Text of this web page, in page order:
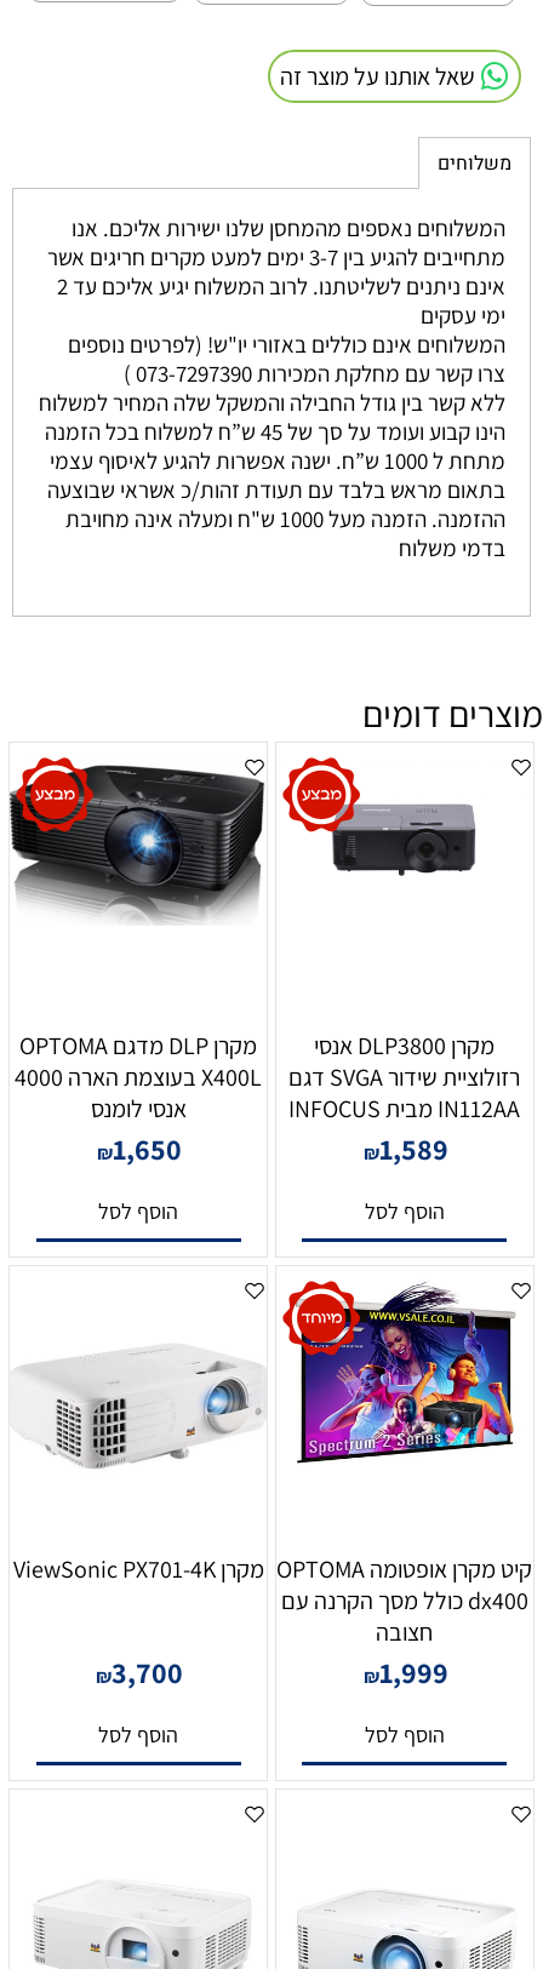
שאל אותנו על מוצר זה
משלוחים
המשלוחים נאספים מהמחסן שלנו ישירות אליכם. אנו
מתחייבים להגיע בין 3-7 ימים למעט מקרים חריגים אשר
אינם ניתנים לשליטתנו. לרוב המשלוח יגיע אליכם עד 2
ימי עסקים
המשלוחים אינם כוללים באזורי יו"ש! (לפרטים נוספים
צרו קשר עם מחלקת המכירות 073-7297390 )
ללא קשר בין גודל החבילה והמשקל שלה המחיר למשלוח
הינו קבוע ועומד על סך של 45 ש”ח למשלוח בכל הזמנה
מתחת ל 1000 ש”ח. ישנה אפשרות להגיע לאיסוף עצמי
בתאום מראש בלבד עם תעודת זהות/כ אשראי שבוצעה
ההזמנה. הזמנה מעל 1000 ש"ח ומעלה אינה מחויבת
בדמי משלוח
מוצרים דומים
מקרן DLP3800 אנסי
רזולוציית שידור SVGA דגם
IN112AA מבית INFOCUS
₪1,589
הוסף לסל
מקרן DLP מדגם OPTOMA
X400L בעוצמת הארה 4000
אנסי לומנס
₪1,650
הוסף לסל
קיט מקרן אופטומה OPTOMA
dx400 כולל מסך הקרנה עם
חצובה
₪1,999
הוסף לסל
מקרן ViewSonic PX701-4K
₪3,700
הוסף לסל